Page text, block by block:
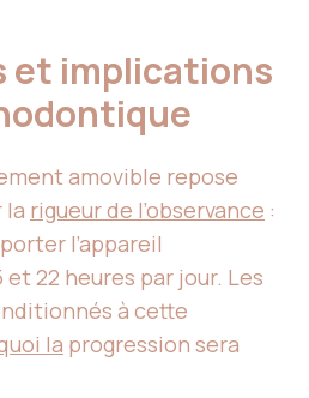
et implications
amovible repose
la rigueur de l’observance :
l’appareil
22 heures par jour. Les
à cette
la progression sera